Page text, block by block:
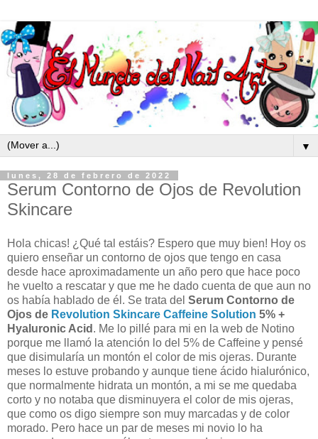
▼
lunes, 28 de febrero de 2022
Serum Contorno de Ojos de Revolution
Skincare
Hola chicas! ¿Qué tal estáis? Espero que muy bien! Hoy os
quiero enseñar un contorno de ojos que tengo en casa
desde hace aproximadamente un año pero que hace poco
he vuelto a rescatar y que me he dado cuenta de que aun no
os había hablado de él. Se trata del Serum Contorno de
Ojos de Revolution Skincare Caffeine Solution 5% +
Hyaluronic Acid . Me lo pillé para mi en la web de Notino
porque me llamó la atención lo del 5% de Caffeine y pensé
que disimularía un montón el color de mis ojeras. Durante
meses lo estuve probando y aunque tiene ácido hialurónico,
que normalmente hidrata un montón, a mi se me quedaba
corto y no notaba que disminuyera el color de mis ojeras,
que como os digo siempre son muy marcadas y de color
morado. Pero hace un par de meses mi novio lo ha